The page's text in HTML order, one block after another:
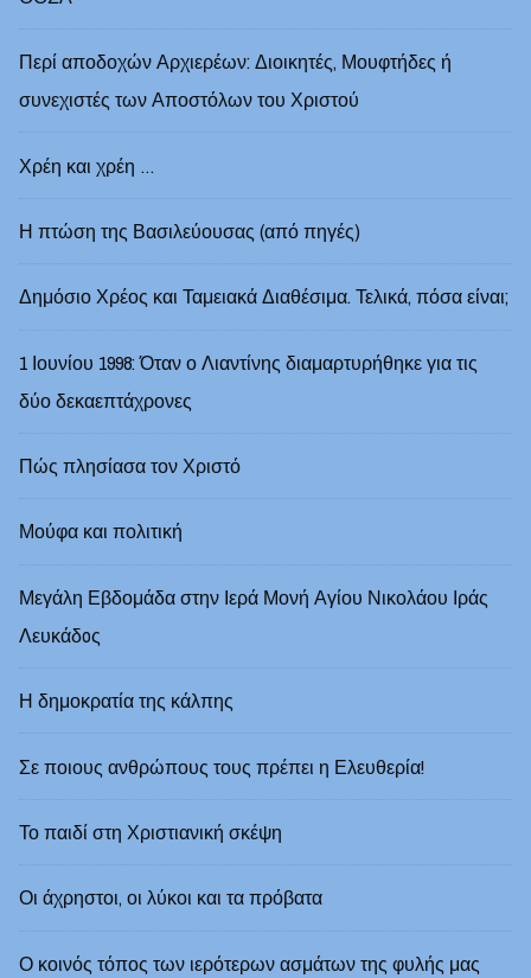
Περί αποδοχών Αρχιερέων: Διοικητές, Μουφτήδες ή
συνεχιστές των Αποστόλων του Χριστού
Χρέη και χρέη …
Η πτώση της Βασιλεύουσας (από πηγές)
Δημόσιο Χρέος και Ταμειακά Διαθέσιμα. Τελικά, πόσα είναι;
1 Ιουνίου 1998: Όταν ο Λιαντίνης διαμαρτυρήθηκε για τις
δύο δεκαεπτάχρονες
Πώς πλησίασα τον Χριστό
Μούφα και πολιτική
Μεγάλη Εβδομάδα στην Ιερά Μονή Αγίου Νικολάου Ιράς
Λευκάδoς
Η δημοκρατία της κάλπης
Σε ποιους ανθρώπους τους πρέπει η Ελευθερία!
Το παιδί στη Χριστιανική σκέψη
Οι άχρηστοι, οι λύκοι και τα πρόβατα
Ο κοινός τόπος των ιερότερων ασμάτων της φυλής μας